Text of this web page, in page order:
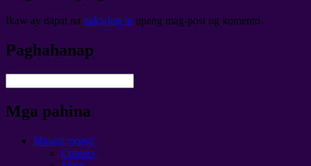
Ikaw ay dapat na naka-log in upang mag-post ng komento.
Paghahanap
Mga pahina
Maaari mong!
Contact